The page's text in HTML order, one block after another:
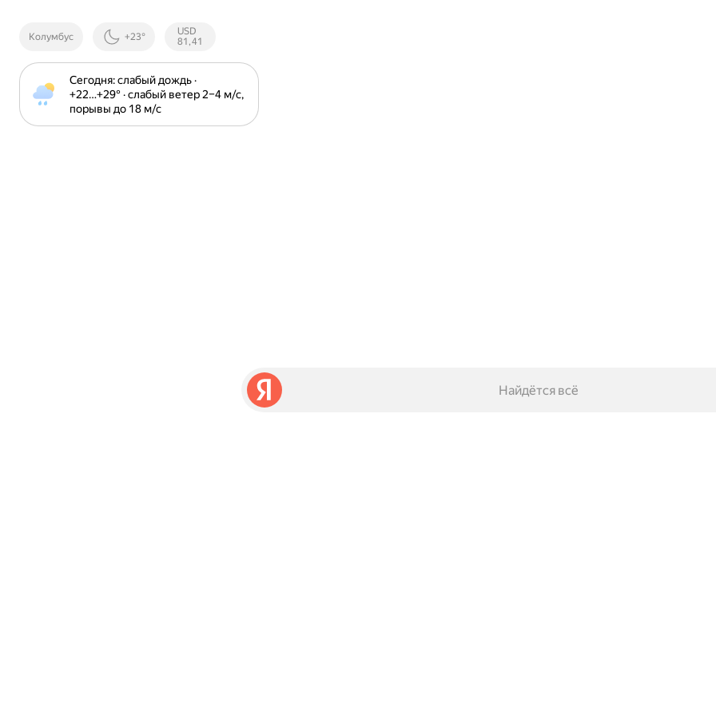
Колумбус +23°
Курсы ЦБ
РФ
USD
81,41
Сегодня: слабый дождь ·
+22⁠…⁠+29⁠° · слабый ветер 2⁠–⁠4 м⁠/⁠с,
порывы до 18 м⁠/⁠с